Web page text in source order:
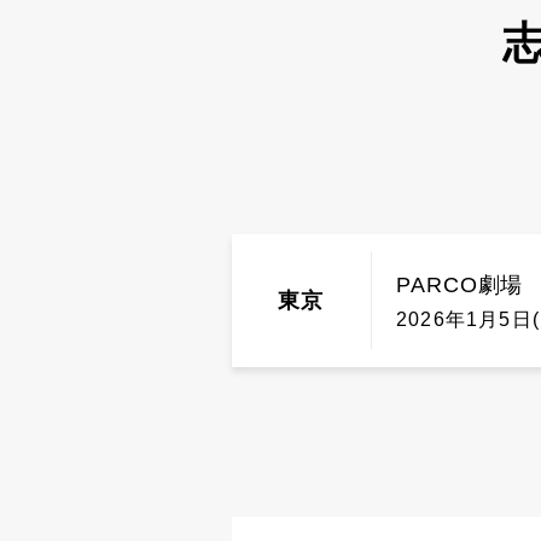
東京
PARCO劇場
2026年1月5日